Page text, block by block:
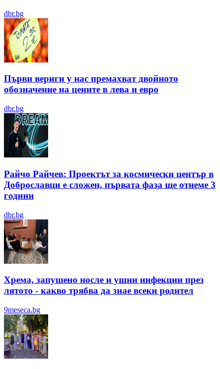
dbr.bg
Първи вериги у нас премахват двойното
обозначение на цените в лева и евро
dbr.bg
Райчо Райчев: Проектът за космически център в
Доброславци е сложен, първата фаза ще отнеме 3
години
dbr.bg
Хрема, запушено носле и ушни инфекции през
лятотo - какво трябва да знае всеки родител
9meseca.bg